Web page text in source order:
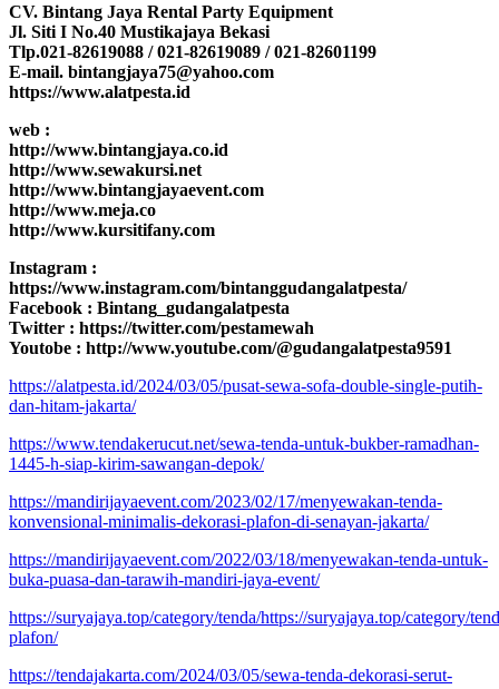
CV. Bintang Jaya Rental Party Equipment
Jl. Siti I No.40 Mustikajaya Bekasi
Tlp.021-82619088 / 021-82619089 / 021-82601199
E-mail. bintangjaya75@yahoo.com
https://www.alatpesta.id
web :
http://www.bintangjaya.co.id
http://www.sewakursi.net
http://www.bintangjayaevent.com
http://www.meja.co
http://www.kursitifany.com
Instagram :
https://www.instagram.com/bintanggudangalatpesta/
Facebook : Bintang_gudangalatpesta
Twitter : https://twitter.com/pestamewah
Youtobe : http://www.youtube.com/@gudangalatpesta9591
https://alatpesta.id/2024/03/05/pusat-sewa-sofa-double-single-putih-
dan-hitam-jakarta/
https://www.tendakerucut.net/sewa-tenda-untuk-bukber-ramadhan-
1445-h-siap-kirim-sawangan-depok/
https://mandirijayaevent.com/2023/02/17/menyewakan-tenda-
konvensional-minimalis-dekorasi-plafon-di-senayan-jakarta/
https://mandirijayaevent.com/2022/03/18/menyewakan-tenda-untuk-
buka-puasa-dan-tarawih-mandiri-jaya-event/
https://suryajaya.top/category/tenda/https://suryajaya.top/category/
plafon/
https://tendajakarta.com/2024/03/05/sewa-tenda-dekorasi-serut-